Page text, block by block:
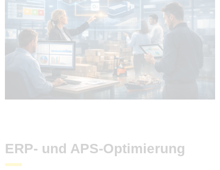
ERP- und APS-Optimierung